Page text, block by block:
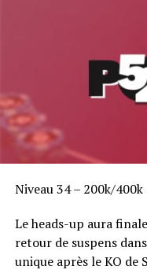
Niveau 34 – 200k/
Le heads-up aura
retour de suspens
unique après le KO de